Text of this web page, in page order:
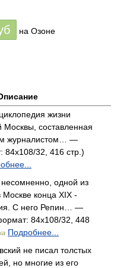
на Озоне
жизни
составленная
журналистом… —
32, 416 стр.)
одной из
конца XIX -
С него Репин… —
84x108/32, 448
Подробнее...
не писал толстых
но многие из его